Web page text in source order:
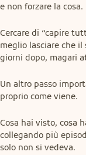
e non forzare la cosa.
Cercare di “capire
meglio lasciare che
giorni dopo, magari
Un altro passo
proprio come viene.
Cosa hai visto, cosa
collegando più
solo non si vedeva.